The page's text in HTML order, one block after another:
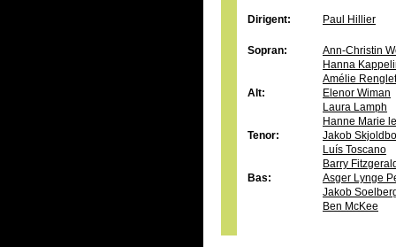
Dirigent: Paul Hillier
Sopran:
Ann-Christin
Hanna
Amélie Renglet
Alt:
Elenor Wiman
Laura Lamph
Hanne Marie
Tenor:
Jakob
Luís Toscano
Barry
Bas:
Asger Lynge
Jakob
Ben McKee